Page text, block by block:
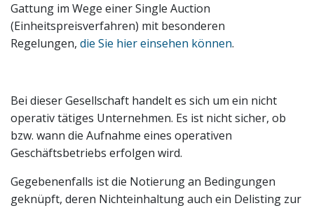
Gattung im Wege einer Single Auction
(Einheitspreisverfahren) mit besonderen
Regelungen, die Sie hier einsehen können.
Bei dieser Gesellschaft handelt es sich um ein nicht
operativ tätiges Unternehmen. Es ist nicht sicher, ob
bzw. wann die Aufnahme eines operativen
Geschäftsbetriebs erfolgen wird.
Gegebenenfalls ist die Notierung an Bedingungen
geknüpft, deren Nichteinhaltung auch ein Delisting zur